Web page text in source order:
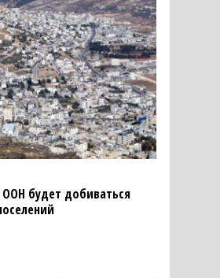
ООН будет добиваться